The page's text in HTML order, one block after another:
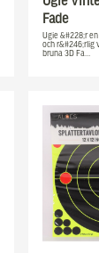
Fade
Ugie &#228;r
och r&#246;rlig
bruna 3D Fa…